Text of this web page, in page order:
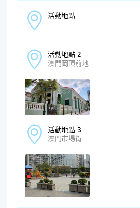
活動地點
活動地點 2
澳門岡頂前地
活動地點 3
澳門市場街